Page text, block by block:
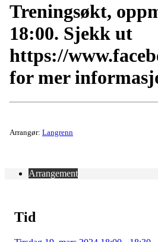
Treningsøkt,
18:00. Sjekk ut
https://
for mer
Arrangør: Langrenn
Arrangement
Tid